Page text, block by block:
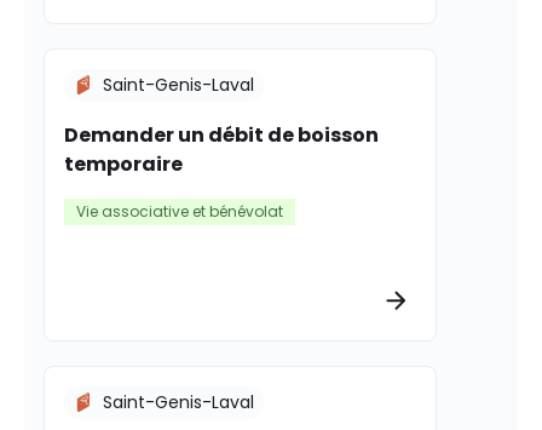
Demander un débit de boisson
temporaire
Saint-Genis-Laval
Vie associative et bénévolat
Saint-Genis-Laval